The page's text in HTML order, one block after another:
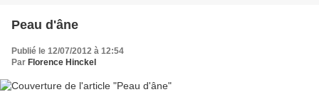
Peau d'âne
Publié le 12/07/2012 à 12:54
Par Florence Hinckel